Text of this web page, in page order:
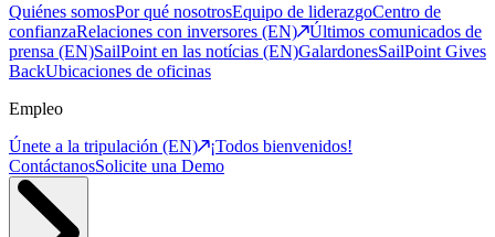
Quiénes somosPor qué nosotrosEquipo de liderazgoCentro de
confianzaRelaciones con inversores (EN)
Últimos comunicados de
prensa (EN)SailPoint en las notícias (EN)GalardonesSailPoint Gives
BackUbicaciones de oficinas
Empleo
Únete a la tripulación (EN)
¡Todos bienvenidos!
ContáctanosSolicite una Demo